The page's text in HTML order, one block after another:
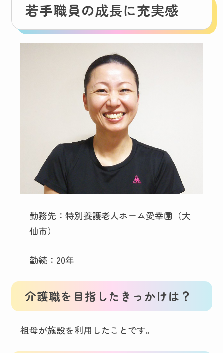
若手職員の成長に充実感
勤務先：特別養護老人ホーム愛幸園（大
仙市）
勤続：20年
介護職を目指したきっかけは？
祖母が施設を利用したことです。